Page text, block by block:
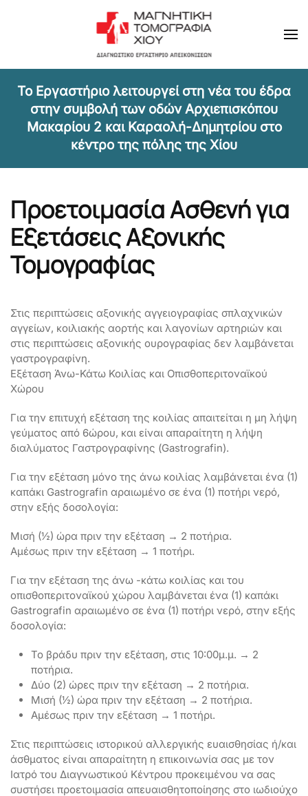
Skip to main content
Το Εργαστήριο λειτουργεί στη νέα του έδρα
στην συμβολή των οδών Αρχιεπισκόπου
Μακαρίου 2 και Καραολή-Δημητρίου στο
κέντρο της πόλης της Χίου
Προετοιμασία Ασθενή για
Εξετάσεις Αξονικής
Τομογραφίας
Στις περιπτώσεις αξονικής αγγειογραφίας σπλαχνικών
αγγείων, κοιλιακής αορτής και λαγονίων αρτηριών και
στις περιπτώσεις αξονικής ουρογραφίας δεν λαμβάνεται
γαστρογραφίνη.
Εξέταση Άνω-Κάτω Κοιλίας και Οπισθοπεριτοναϊκού
Χώρου
Για την επιτυχή εξέταση της κοιλίας απαιτείται η μη λήψη
γεύματος από 6ώρου, και είναι απαραίτητη η λήψη
διαλύματος Γαστρογραφίνης (Gastrografin).
Για την εξέταση μόνο της άνω κοιλίας λαμβάνεται ένα (1)
καπάκι Gastrografin αραιωμένο σε ένα (1) ποτήρι νερό,
στην εξής δοσολογία:
Μισή (½) ώρα πριν την εξέταση → 2 ποτήρια.
Αμέσως πριν την εξέταση → 1 ποτήρι.
Για την εξέταση της άνω -κάτω κοιλίας και του
οπισθοπεριτοναϊκού χώρου λαμβάνεται ένα (1) καπάκι
Gastrografin αραιωμένο σε ένα (1) ποτήρι νερό, στην εξής
δοσολογία:
Το βράδυ πριν την εξέταση, στις 10:00μ.μ. → 2
ποτήρια.
Δύο (2) ώρες πριν την εξέταση → 2 ποτήρια.
Μισή (½) ώρα πριν την εξέταση → 2 ποτήρια.
Αμέσως πριν την εξέταση → 1 ποτήρι.
Στις περιπτώσεις ιστορικού αλλεργικής ευαισθησίας ή/και
άσθματος είναι απαραίτητη η επικοινωνία σας με τον
Ιατρό του Διαγνωστικού Κέντρου προκειμένου να σας
συστήσει προετοιμασία απευαισθητοποίησης στο ιωδιούχο